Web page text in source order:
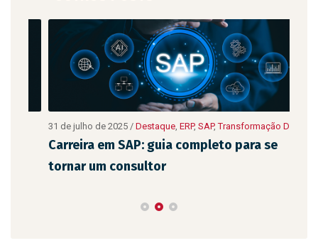
31 de julho de 2025 /Destaque,ERP, SAP, Transformação Digital
Carreira em SAP: guia completo para se
tornar um consultor